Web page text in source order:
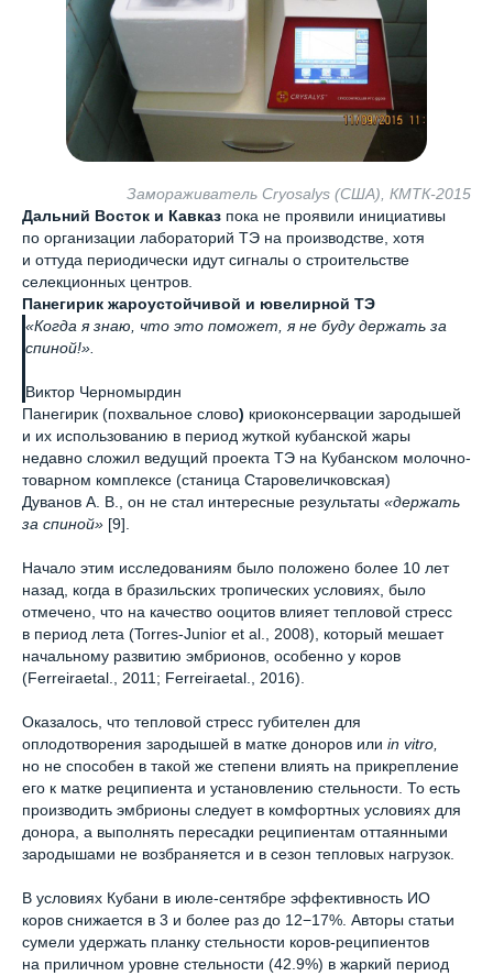
Замораживатель Cryosalys (США), КМТК-2015
Дальний Восток и Кавказ пока не проявили инициативы
по организации лабораторий ТЭ на производстве, хотя
и оттуда периодически идут сигналы о строительстве
селекционных центров.
Панегирик жароустойчивой и ювелирной ТЭ
«Когда я знаю, что это поможет, я не буду держать за
спиной!».
Виктор Черномырдин
Панегирик (похвальное слово) криоконсервации зародышей
и их использованию в период жуткой кубанской жары
недавно сложил ведущий проекта ТЭ на Кубанском молочно-
товарном комплексе (станица Старовеличковская)
Дуванов А. В., он не стал интересные результаты «держать
за спиной» [9].
Начало этим исследованиям было положено более 10 лет
назад, когда в бразильских тропических условиях, было
отмечено, что на качество ооцитов влияет тепловой стресс
в период лета (Torres-Junior et al., 2008), который мешает
начальному развитию эмбрионов, особенно у коров
(Ferreiraetal., 2011; Ferreiraetal., 2016).
Оказалось, что тепловой стресс губителен для
оплодотворения зародышей в матке доноров или in vitro,
но не способен в такой же степени влиять на прикрепление
его к матке реципиента и установлению стельности. То есть
производить эмбрионы следует в комфортных условиях для
донора, а выполнять пересадки реципиентам оттаянными
зародышами не возбраняется и в сезон тепловых нагрузок.
В условиях Кубани в июле-сентябре эффективность ИО
коров снижается в 3 и более раз до 12−17%. Авторы статьи
сумели удержать планку стельности коров-реципиентов
на приличном уровне стельности (42.9%) в жаркий период